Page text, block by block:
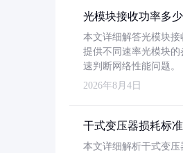
光模块接收功率多
本文详细解答光模块
提供不同速率光模块
速判断网络性能问题。
2026年8月4日
干式变压器损耗标
本文详细解析干式变压